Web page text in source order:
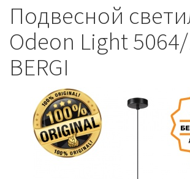
Подвесной
Odeon Light
BERGI